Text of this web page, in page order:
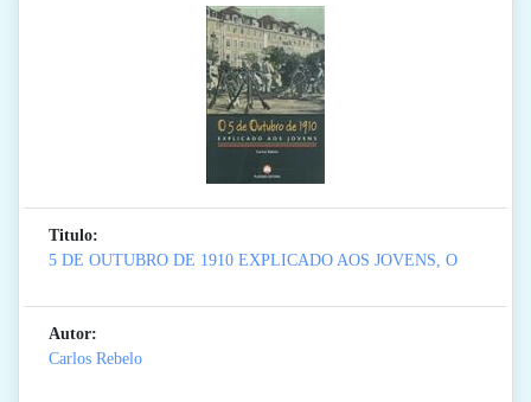
Titulo:
5 DE OUTUBRO DE 1910 EXPLICADO AOS JOVENS, O
Autor:
Carlos Rebelo